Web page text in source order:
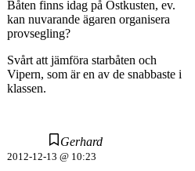
Båten finns idag på Ostkusten, ev.
kan nuvarande ägaren organisera
provsegling?
Svårt att jämföra starbåten och
Vipern, som är en av de snabbaste i
klassen.
Gerhard
2012-12-13 @ 10:23